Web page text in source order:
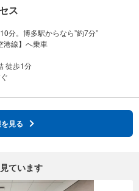
ス
分。博多駅からなら”約7分”
港線】へ乗車
徒歩1分
見る
ています